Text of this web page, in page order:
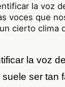
la voz
voces que
cierto clima
la voz
ser tan